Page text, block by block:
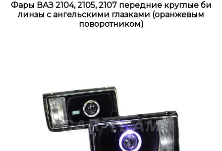
Фары ВАЗ 2104, 2105, 2107 передние круглые би
линзы с ангельскими глазками (оранжевым
поворотником)